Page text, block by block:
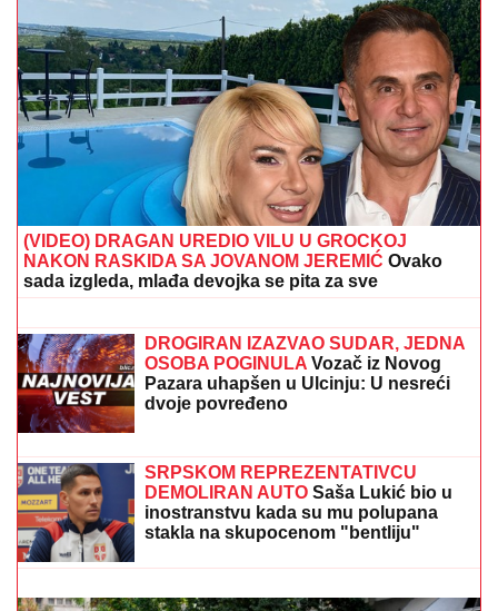
(VIDEO) DRAGAN UREDIO VILU U GROCKOJ
NAKON RASKIDA SA JOVANOM JEREMIĆ Ovako
sada izgleda, mlađa devojka se pita za sve
Barselonu! Španski velemajstor
zapalio fudbalski svet!
Pazara uhapšen u Ulcinju: U nesreći
dvoje povređeno